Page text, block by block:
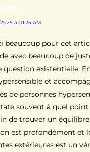
Dit :
à 10:25 AM
beaucoup pour cet
avec beaucoup de
question existentielle.
et
de personnes
souvent à quel point
de trouver un
est profondément et
extérieures est un